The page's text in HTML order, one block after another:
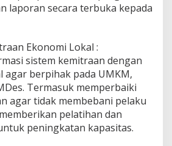
laporan secara terbuka kepada
Ekonomi Lokal :
sistem kemitraan dengan
agar berpihak pada UMKM,
Termasuk memperbaiki
agar tidak membebani pelaku
pelatihan dan
peningkatan kapasitas.